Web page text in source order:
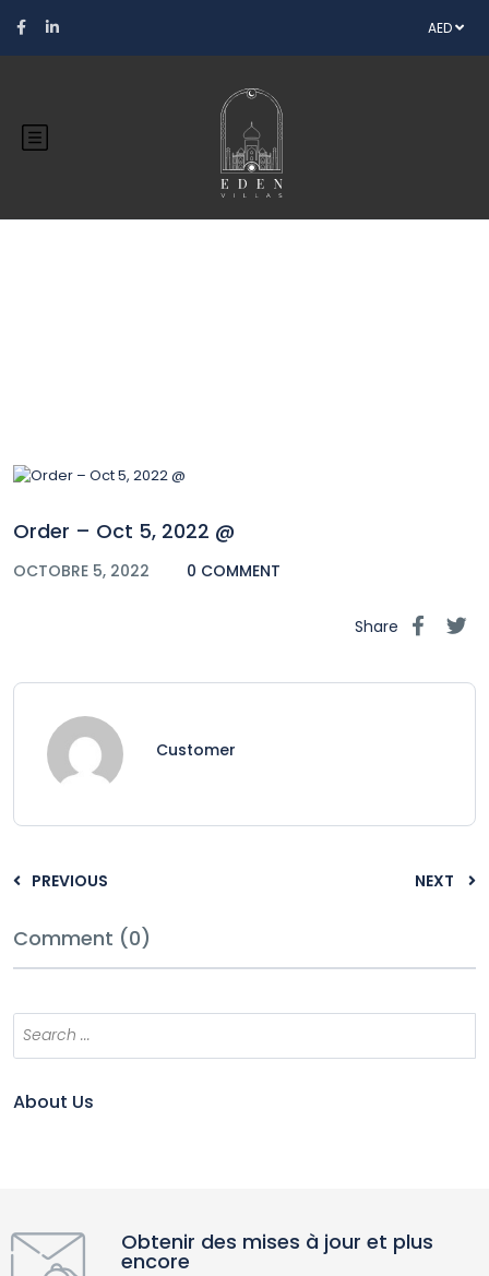
AED
Order – Oct 5, 2022 @
OCTOBRE 5, 2022 0 COMMENT
Share
Customer
PREVIOUS NEXT
Comment (0)
About Us
Obtenir des mises à jour et plus
encore